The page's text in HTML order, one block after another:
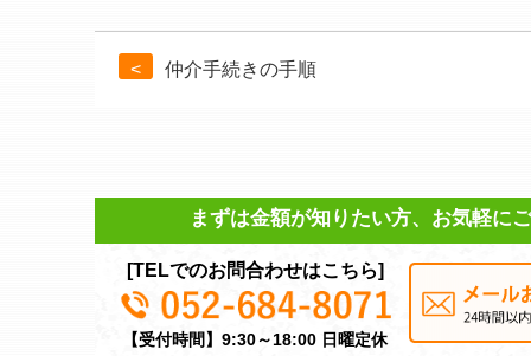
仲介手続きの手順
まずは金額が知りたい方、お気軽に
[TELでのお問合わせはこちら]
【受付時間】9:30～18:00 日曜定休